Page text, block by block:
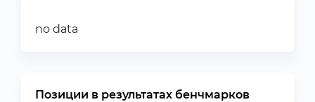
no data
Позиции в результатах бенчмарков